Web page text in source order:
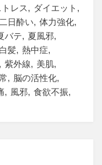
トレス
ダイエット
二日酔い
体力強化
バテ
夏風邪
髪 熱中症
紫外線
美肌
脳の活性化
風邪 食欲不振